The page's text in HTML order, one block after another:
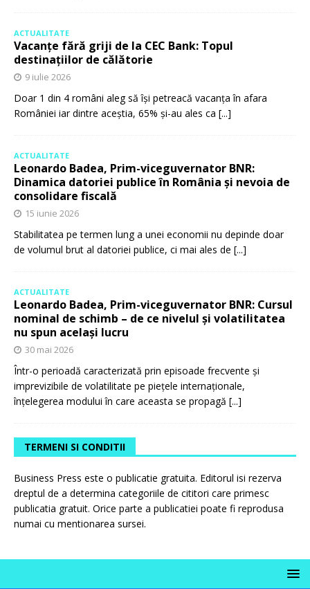
ACTUALITATE
Vacanțe fără griji de la CEC Bank: Topul
destinațiilor de călătorie
9 iulie 2026
Doar 1 din 4 români aleg să își petreacă vacanța în afara
României iar dintre aceștia, 65% și-au ales ca [...]
ACTUALITATE
Leonardo Badea, Prim-viceguvernator BNR:
Dinamica datoriei publice în România și nevoia de
consolidare fiscală
15 iunie 2026
Stabilitatea pe termen lung a unei economii nu depinde doar
de volumul brut al datoriei publice, ci mai ales de [...]
ACTUALITATE
Leonardo Badea, Prim-viceguvernator BNR: Cursul
nominal de schimb – de ce nivelul și volatilitatea
nu spun același lucru
30 mai 2026
Într-o perioadă caracterizată prin episoade frecvente și
imprevizibile de volatilitate pe piețele internaționale,
înțelegerea modului în care aceasta se propagă [...]
TERMENI SI CONDITII
Business Press este o publicatie gratuita. Editorul isi rezerva
dreptul de a determina categoriile de cititori care primesc
publicatia gratuit. Orice parte a publicatiei poate fi reprodusa
numai cu mentionarea sursei.